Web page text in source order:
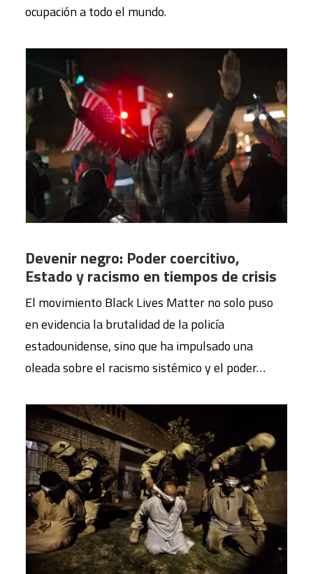
ocupación a todo el mundo.
Devenir negro: Poder coercitivo,
Estado y racismo en tiempos de crisis
El movimiento Black Lives Matter no solo puso
en evidencia la brutalidad de la policía
estadounidense, sino que ha impulsado una
oleada sobre el racismo sistémico y el poder…